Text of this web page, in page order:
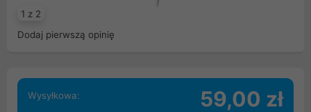
1 z 2
Dodaj pierwszą opinię
Wysyłkowa: 59,00 zł